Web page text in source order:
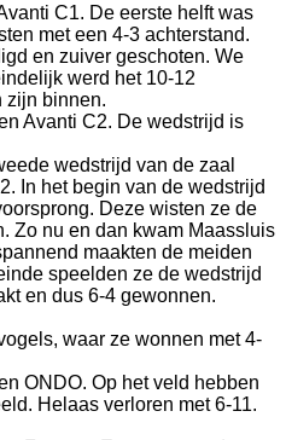
C1. De eerste helft was
met een 4-3 achterstand.
en zuiver geschoten. We
werd het 10-12
zijn binnen.
Avanti C2. De wedstrijd is
wedstrijd van de zaal
In het begin van de wedstrijd
Deze wisten ze de
Zo nu en dan kwam Maassluis
maakten de meiden
speelden ze de wedstrijd
en dus 6-4 gewonnen.
waar ze wonnen met 4-
ONDO. Op het veld hebben
Helaas verloren met 6-11.